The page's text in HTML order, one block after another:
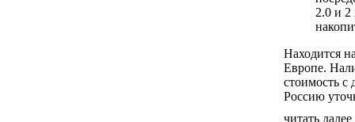
2.0 и 2
Находится
Европе.
стоимость с
Россию
читать далее